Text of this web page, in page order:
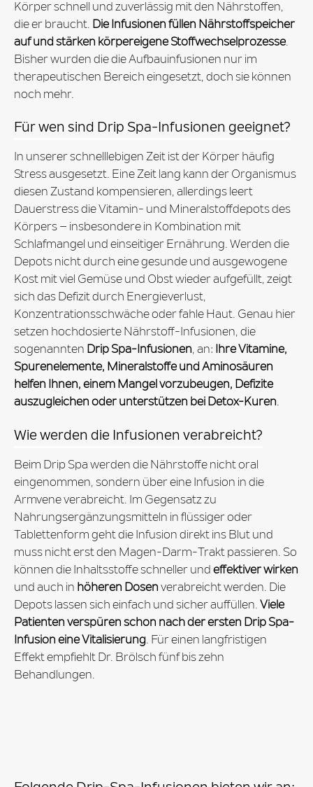
Körper schnell und zuverlässig mit den Nährstoffen,
die er braucht. Die Infusionen füllen Nährstoffspeicher
auf und stärken körpereigene Stoffwechselprozesse.
Bisher wurden die die Aufbauinfusionen nur im
therapeutischen Bereich eingesetzt, doch sie können
noch mehr.
Für wen sind Drip Spa-Infusionen geeignet?
In unserer schnelllebigen Zeit ist der Körper häufig
Stress ausgesetzt. Eine Zeit lang kann der Organismus
diesen Zustand kompensieren, allerdings leert
Dauerstress die Vitamin- und Mineralstoffdepots des
Körpers – insbesondere in Kombination mit
Schlafmangel und einseitiger Ernährung. Werden die
Depots nicht durch eine gesunde und ausgewogene
Kost mit viel Gemüse und Obst wieder aufgefüllt, zeigt
sich das Defizit durch Energieverlust,
Konzentrationsschwäche oder fahle Haut. Genau hier
setzen hochdosierte Nährstoff-Infusionen, die
sogenannten Drip Spa-Infusionen, an:
Ihre Vitamine,
Spurenelemente, Mineralstoffe und Aminosäuren
helfen Ihnen, einem Mangel vorzubeugen, Defizite
auszugleichen oder unterstützen bei Detox-Kuren.
Wie werden die Infusionen verabreicht?
Beim Drip Spa werden die Nährstoffe nicht oral
eingenommen, sondern über eine Infusion in die
Armvene verabreicht. Im Gegensatz zu
Nahrungsergänzungsmitteln in flüssiger oder
Tablettenform geht die Infusion direkt ins Blut und
muss nicht erst den Magen-Darm-Trakt passieren. So
können die Inhaltsstoffe schneller und effektiver wirken
und auch in höheren Dosen verabreicht werden. Die
Depots lassen sich einfach und sicher auffüllen. Viele
Patienten verspüren schon nach der ersten Drip Spa-
Infusion eine Vitalisierung. Für einen langfristigen
Effekt empfiehlt Dr. Brölsch fünf bis zehn
Behandlungen.